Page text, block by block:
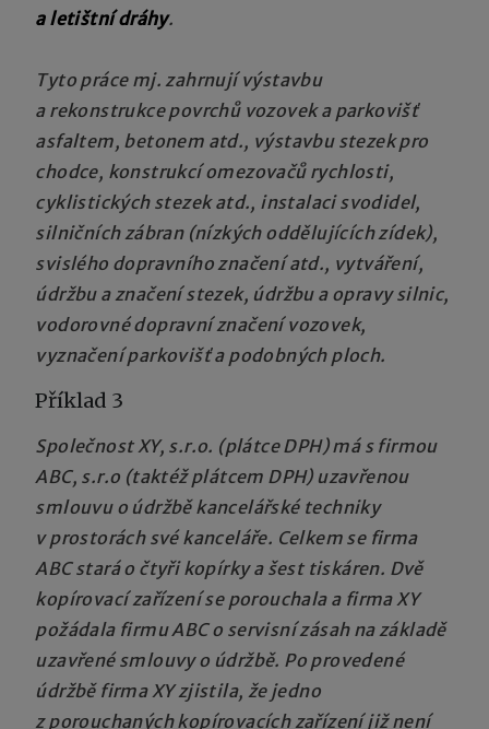
a letištní dráhy.
Tyto práce mj. zahrnují výstavbu
a rekonstrukce povrchů vozovek a parkovišť
asfaltem, betonem atd., výstavbu stezek pro
chodce, konstrukcí omezovačů rychlosti,
cyklistických stezek atd., instalaci svodidel,
silničních zábran (nízkých oddělujících zídek),
svislého dopravního značení atd., vytváření,
údržbu a značení stezek, údržbu a opravy silnic,
vodorovné dopravní značení vozovek,
vyznačení parkovišť a podobných ploch.
Příklad 3
Společnost XY, s.r.o. (plátce DPH) má s firmou
ABC, s.r.o (taktéž plátcem DPH) uzavřenou
smlouvu o údržbě kancelářské techniky
v prostorách své kanceláře. Celkem se firma
ABC stará o čtyři kopírky a šest tiskáren. Dvě
kopírovací zařízení se porouchala a firma XY
požádala firmu ABC o servisní zásah na základě
uzavřené smlouvy o údržbě. Po provedené
údržbě firma XY zjistila, že jedno
z porouchaných kopírovacích zařízení již není